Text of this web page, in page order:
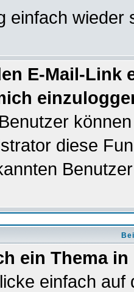
einfach wieder
E-Mail-Link
diese
ein Thema
einfach